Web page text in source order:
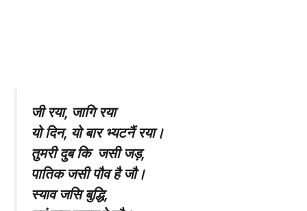
जी रया, जागि रया
यो दिन, यो बार भ्यटनैं रया।
तुमरी दुब कि जसी जड़,
पातिक जसी पौव है जौ।
स्याव जसि बुद्धि,